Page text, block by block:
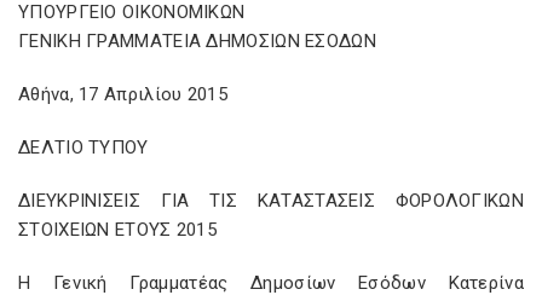
ΥΠΟΥΡΓΕΙΟ ΟΙΚΟΝΟΜΙΚΩΝ
ΓΕΝΙΚΗ ΓΡΑΜΜΑΤΕΙΑ ΔΗΜΟΣΙΩΝ ΕΣΟΔΩΝ
Αθήνα, 17 Απριλίου 2015
ΔΕΛΤΙΟ ΤΥΠΟΥ
ΔΙΕΥΚΡΙΝΙΣΕΙΣ ΓΙΑ ΤΙΣ ΚΑΤΑΣΤΑΣΕΙΣ ΦΟΡΟΛΟΓΙΚΩΝ
ΣΤΟΙΧΕΙΩΝ ΕΤΟΥΣ 2015
Η Γενική Γραμματέας Δημοσίων Εσόδων Κατερίνα